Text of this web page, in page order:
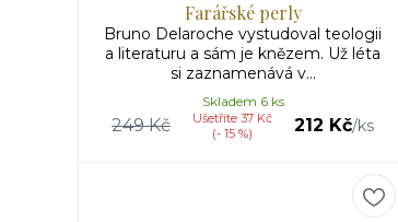
Farářské perly
Bruno Delaroche vystudoval teologii
a literaturu a sám je knězem. Už léta
si zaznamenává v...
249 Kč
Ušetříte 37 Kč
(- 15 %)
212 Kč/ks
Skladem 6 ks